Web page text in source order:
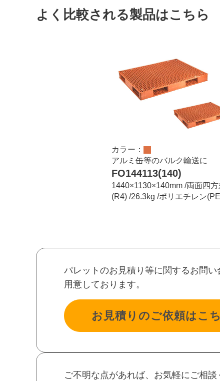
よく比較される製品はこちら
カラー：
アルミ缶等のバルク輸送に
FO144113(140)
1440×1130×140mm /両面四方
(R4) /26.3kg /ポリエチレン
パレットのお見積り等に関するお問
用意しております。
お見積りのご依頼はこ
ご不明な点があれば、お気軽にご相談